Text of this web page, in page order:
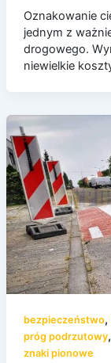
Oznakowanie
jednym z
drogowego.
niewielkie
bezpieczeństwo,
próg podrzutowy,
znaki pionowe